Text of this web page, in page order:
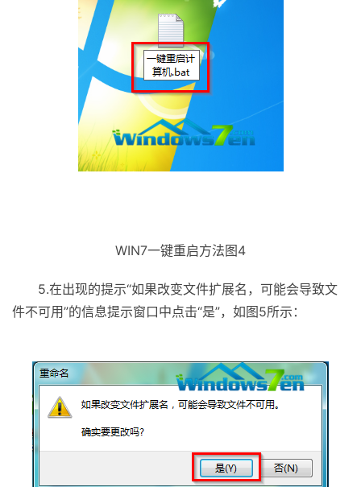
WIN7一键重启方法图4
5.在出现的提示“如果改变文件扩展名，可能会导致文
件不可用”的信息提示窗口中点击“是”，如图5所示：